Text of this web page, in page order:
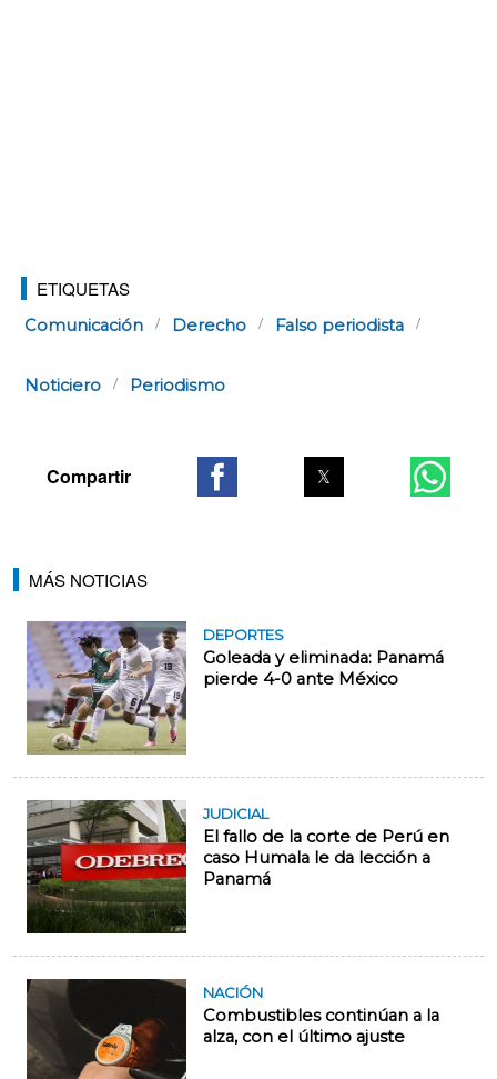
ETIQUETAS
Comunicación Derecho Falso periodista
Noticiero Periodismo
MÁS NOTICIAS
DEPORTES
Goleada y eliminada: Panamá
pierde 4-0 ante México
JUDICIAL
El fallo de la corte de Perú en
caso Humala le da lección a
Panamá
NACIÓN
Combustibles continúan a la
alza, con el último ajuste